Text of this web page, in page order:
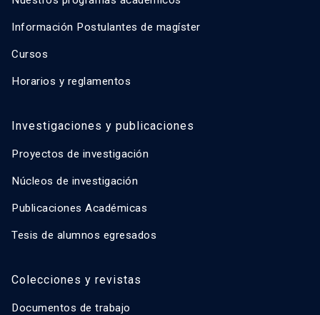
Información Postulantes de magíster
Cursos
Horarios y reglamentos
Investigaciones y publicaciones
Proyectos de investigación
Núcleos de investigación
Publicaciones Académicas
Tesis de alumnos egresados
Colecciones y revistas
Documentos de trabajo